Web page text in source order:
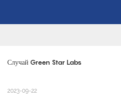
Случай Green Star Labs
2023-09-22